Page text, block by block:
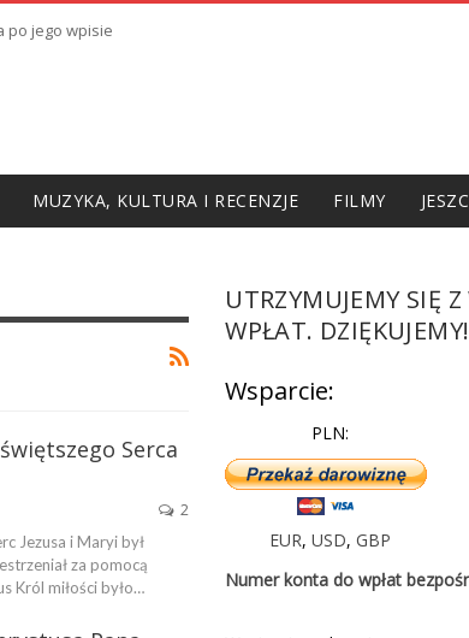
po jego wpisie
MUZYKA, KULTURA I RECENZJE FILMY
Serca
2
Jezusa i Maryi był
za pomocą
Król miłości było…
UTRZYMUJEMY SIĘ Z
WPŁAT. DZIĘKUJEMY!
Wsparcie:
PLN:
EUR,USD,GBP
Numer konta do wpłat